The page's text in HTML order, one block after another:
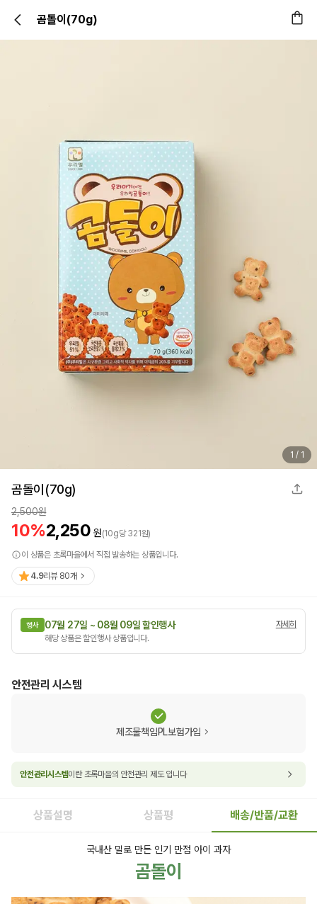
곰돌이(70g)
1 / 1
곰돌이(70g)
2,500원
10%2,250 원(10g당 321원)
이 상품은 초록마을에서 직접 발송하는 상품입니다.
4.9리뷰 80개
행사 07월 27일 ~ 08월 09일 할인행사
해당 상품은 할인행사 상품입니다.
자세히
안전관리 시스템
제조물책임PL보험가입
안전관리시스템이란 초록마을의 안전관리 제도 입니다
상품설명 상품평 배송/반품/교환
국내산 밀로 만든 인기 만점 아이 과자
곰돌이